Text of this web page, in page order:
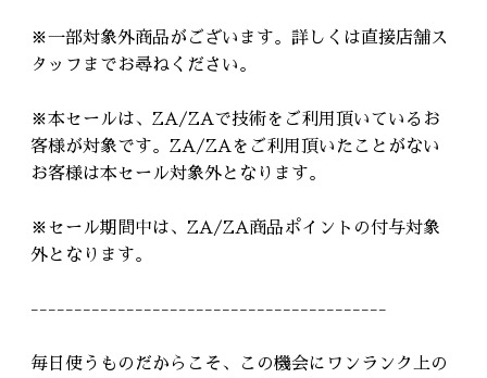
※一部対象外商品がございます。詳しくは直接店舗ス
タッフまでお尋ねください。
※本セールは、ZA/ZAで技術をご利用頂いているお
客様が対象です。ZA/ZAをご利用頂いたことがない
お客様は本セール対象外となります。
※セール期間中は、ZA/ZA商品ポイントの付与対象
外となります。
-----------------------------------------
毎日使うものだからこそ、この機会にワンランク上の